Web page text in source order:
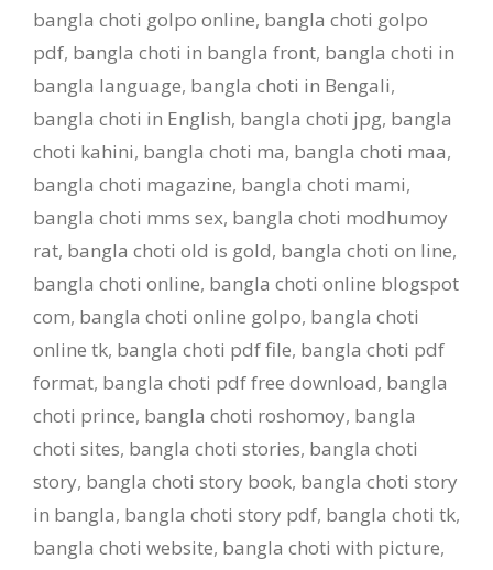
bangla choti golpo online, bangla choti golpo
pdf, bangla choti in bangla front, bangla choti in
bangla language, bangla choti in Bengali,
bangla choti in English, bangla choti jpg, bangla
choti kahini, bangla choti ma, bangla choti maa,
bangla choti magazine, bangla choti mami,
bangla choti mms sex, bangla choti modhumoy
rat, bangla choti old is gold, bangla choti on line,
bangla choti online, bangla choti online blogspot
com, bangla choti online golpo, bangla choti
online tk, bangla choti pdf file, bangla choti pdf
format, bangla choti pdf free download, bangla
choti prince, bangla choti roshomoy, bangla
choti sites, bangla choti stories, bangla choti
story, bangla choti story book, bangla choti story
in bangla, bangla choti story pdf, bangla choti tk,
bangla choti website, bangla choti with picture,